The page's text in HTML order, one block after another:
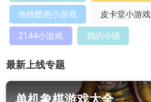
地铁酷跑小游戏
皮卡堂小游戏
2144小游戏
我的小镇
最新上线专题
单机象棋游戏大全